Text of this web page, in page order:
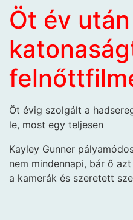
Öt év
Öt évig szolgált a
le, most egy teljesen
Kayley Gunner
nem mindennapi, bár ő
a kamerák és szeretett